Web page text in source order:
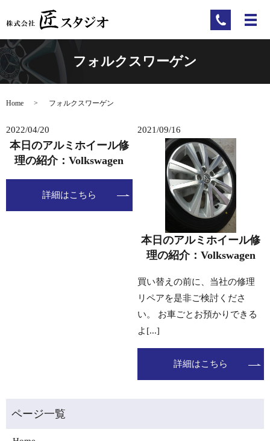
フォルクスワーゲン
Home フォルクスワーゲン
2022/04/20
本日のアルミホイール修
理の紹介：Volkswagen
詳細はこちら
2021/09/16
本日のアルミホイール修
理の紹介：Volkswagen
買い替えの前に、当社の修理
リペアを是非ご検討くださ
い。 お車ごとお預かりできる
よ[...]
詳細はこちら